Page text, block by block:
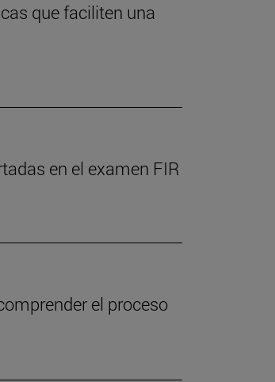
que faciliten una
en el examen FIR
el proceso